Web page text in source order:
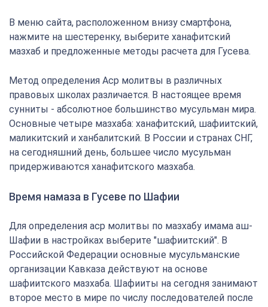
В меню сайта, расположенном внизу смартфона,
нажмите на шестеренку, выберите ханафитский
мазхаб и предложенные методы расчета для Гусева.
Метод определения Аср молитвы в различных
правовых школах различается. В настоящее время
сунниты - абсолютное большинство мусульман мира.
Основные четыре мазхаба: ханафитский, шафиитский,
маликитский и ханбалитский. В России и странах СНГ,
на сегодняшний день, большее число мусульман
придерживаются ханафитского мазхаба.
Время намаза в Гусеве по Шафии
Для определения аср молитвы по мазхабу имама аш-
Шафии в настройках выберите "шафиитский". В
Российской Федерации основные мусульманские
организации Кавказа действуют на основе
шафиитского мазхаба. Шафииты на сегодня занимают
второе место в мире по числу последователей после